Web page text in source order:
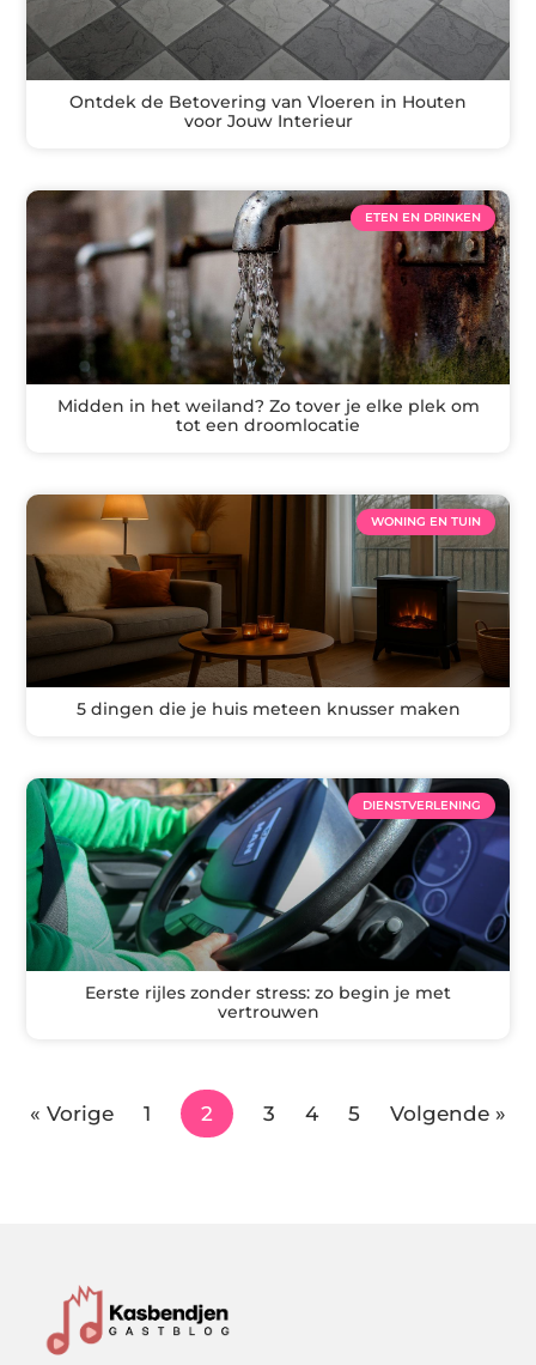
Ontdek de Betovering van Vloeren in Houten
voor Jouw Interieur
ETEN EN DRINKEN
Midden in het weiland? Zo tover je elke plek om
tot een droomlocatie
WONING EN TUIN
5 dingen die je huis meteen knusser maken
DIENSTVERLENING
Eerste rijles zonder stress: zo begin je met
vertrouwen
« Vorige 1 2 3 4 5 Volgende »